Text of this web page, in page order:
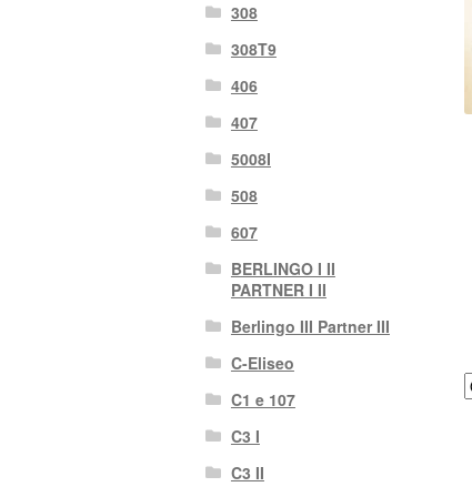
308
308T9
406
407
5008I
508
607
BERLINGO I II
PARTNER I II
Berlingo III Partner III
C-Eliseo
C1 e 107
C3 I
C3 II